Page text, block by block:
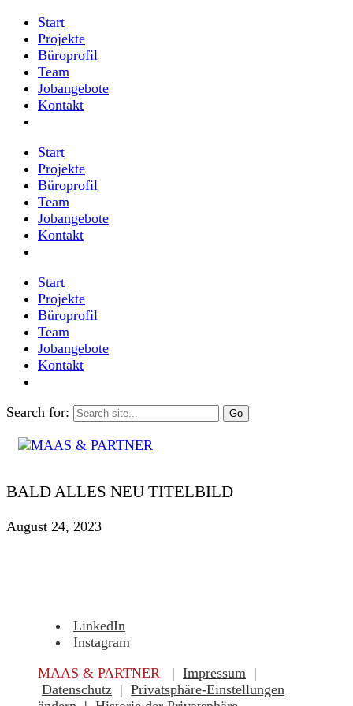
Start
Projekte
Büroprofil
Team
Jobangebote
Kontakt
Start
Projekte
Büroprofil
Team
Jobangebote
Kontakt
Start
Projekte
Büroprofil
Team
Jobangebote
Kontakt
Search for:
BALD ALLES NEU TITELBILD
August 24, 2023
LinkedIn
Instagram
MAAS & PARTNER
| Impressum |
Datenschutz | Privatsphäre-Einstellungen